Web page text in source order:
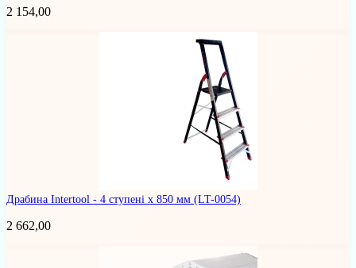
2 154,00
Драбина Intertool - 4 ступені x 850 мм (LT-0054)
2 662,00